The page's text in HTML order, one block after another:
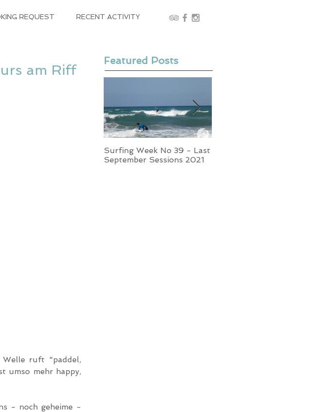
REQUEST RECENT ACTIVITY
am Riff
Welle ruft "paddel,
umso mehr happy,
- noch geheime -
Featured Posts
Surfing Week No 39 - Last
September Sessions 2021